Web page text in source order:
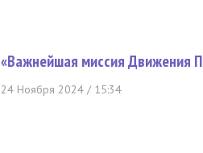
«Важнейшая миссия Движения
24 Ноября 2024 / 15:34